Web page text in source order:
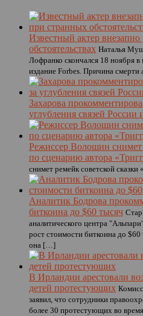
Известный актер
обстоятельствах Наталья
Лофранко скончался 18 ноября
издание Forbes. Причина
Захарова
углубления связей
Режиссер Волошин снимет
по сценарию автора
снимет ремейк советской
Аналитик Бодрова
биткоина до $60 тысяч
аналитического центра
рост стоимости биткоина до
она […]
В Ирландии арестовали
детей протестующих
заявил, что сотрудники
более 30 протестующих во